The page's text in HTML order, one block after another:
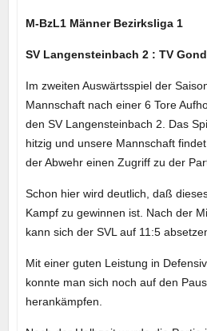
M-BzL1 Männer Bezirksliga 1
SV Langensteinbach 2 : TV
Im zweiten Auswärtsspiel der
Mannschaft nach einer 6 Tore
den SV Langensteinbach 2. Das
hitzig und unsere Mannschaft
der Abwehr einen Zugriff zu der
Schon hier wird deutlich, daß
Kampf zu gewinnen ist. Nach der
kann sich der SVL auf 11:5
Mit einer guten Leistung in
konnte man sich noch auf den
herankämpfen.